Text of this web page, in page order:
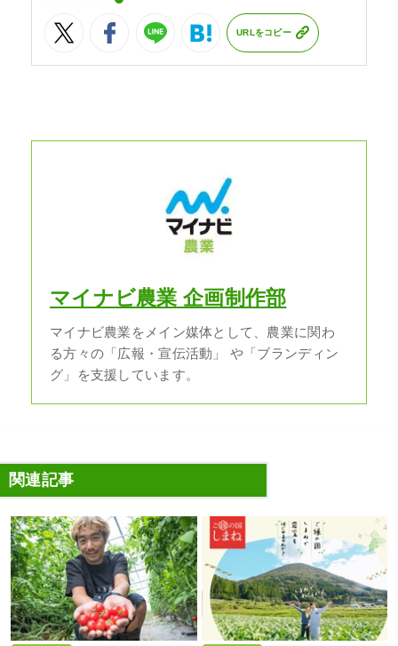
URLをコピー
マイナビ農業 企画制作部
マイナビ農業をメイン媒体として、農業に関わ
る方々の「広報・宣伝活動」 や「ブランディン
グ」を支援しています。
関連記事